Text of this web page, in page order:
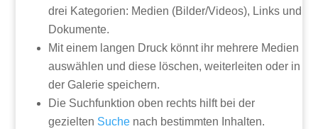
drei Kategorien: Medien (Bilder/Videos), Links und
Dokumente.
Mit einem langen Druck könnt ihr mehrere Medien
auswählen und diese löschen, weiterleiten oder in
der Galerie speichern.
Die Suchfunktion oben rechts hilft bei der
gezielten Suche nach bestimmten Inhalten.